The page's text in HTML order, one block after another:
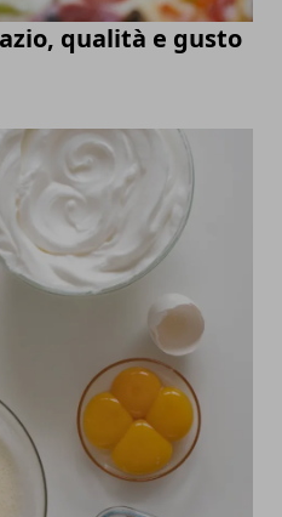
qualità e gusto